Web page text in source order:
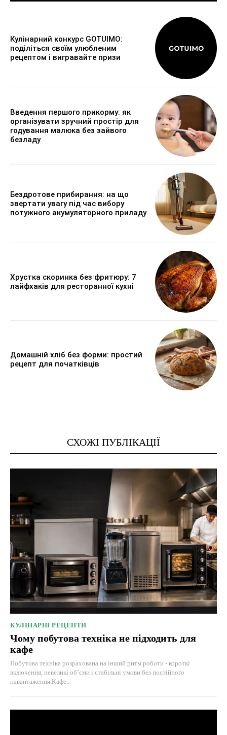
Кулінарний конкурс GOTUIMO:
поділіться своїм улюбленим
рецептом і вигравайте призи
Введення першого прикорму: як
організувати зручний простір для
годування малюка без зайвого
безладу
Бездротове прибирання: на що
звертати увагу під час вибору
потужного акумуляторного приладу
Хрустка скоринка без фритюру: 7
лайфхаків для ресторанної кухні
Домашній хліб без форми: простий
рецепт для початківців
СХОЖІ ПУБЛІКАЦІЇ
КУЛІНАРНІ РЕЦЕПТИ
Чому побутова техніка не підходить для
кафе
Побутова техніка розрахована на інший ритм роботи - короткі
включення, невеликі об’єми і стабільні умови без постійного
навантаження.Кафе...